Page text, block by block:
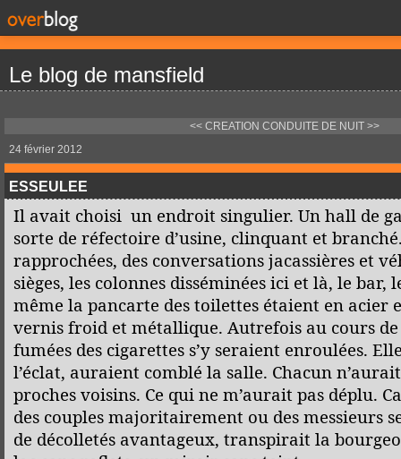
Le blog de mansfield
<< CREATION CONDUITE DE NUIT >>
24 février 2012
ESSEULEE
Il avait choisi un endroit singulier. Un hall de
sorte de réfectoire d’usine, clinquant et
rapprochées, des conversations jacassières et
sièges, les colonnes disséminées ici et là, le bar,
même la pancarte des toilettes étaient en acier
vernis froid et métallique. Autrefois au cours de
fumées des cigarettes s’y seraient enroulées.
l’éclat, auraient comblé la salle. Chacun
proches voisins. Ce qui ne m’aurait pas déplu.
des couples majoritairement ou des messieurs
de décolletés avantageux, transpirait la